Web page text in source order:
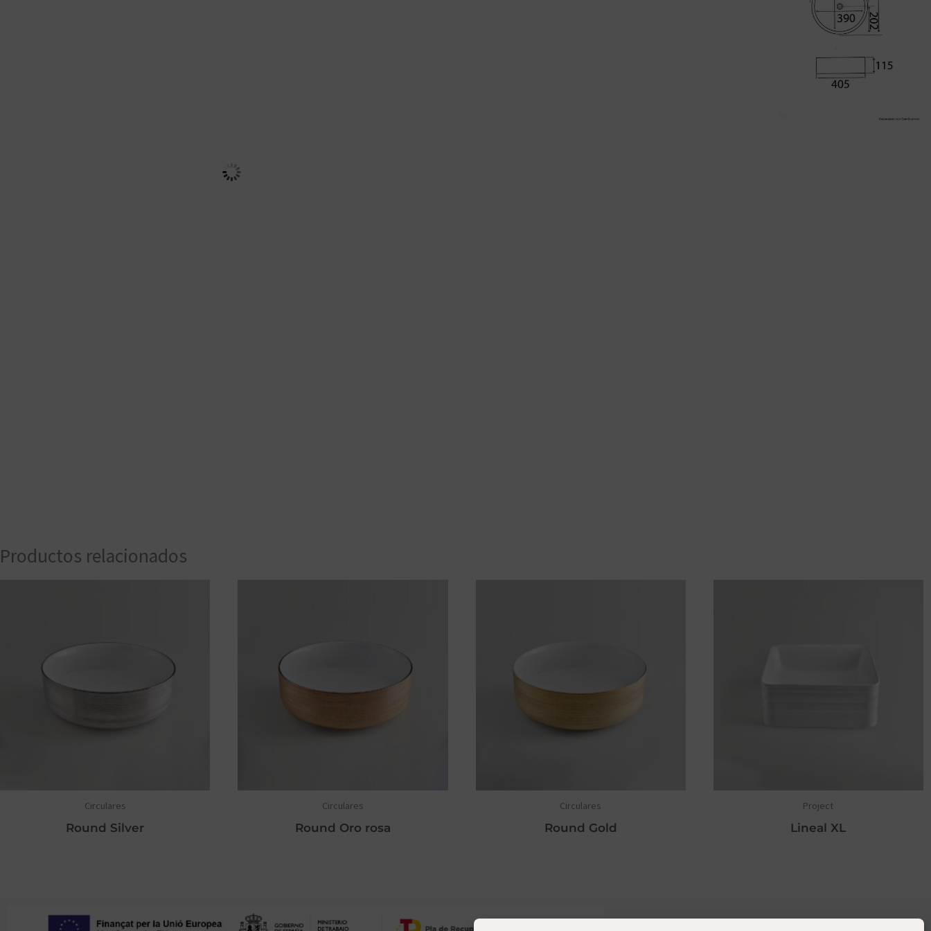
Productos relacionados
Circulares
Round Silver
Circulares
Round Oro rosa
Circulares
Round Gold
Project
Lineal XL